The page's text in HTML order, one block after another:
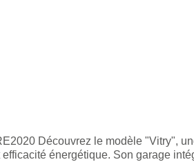
Découvrez le modèle "Vitry",
énergétique. Son garage